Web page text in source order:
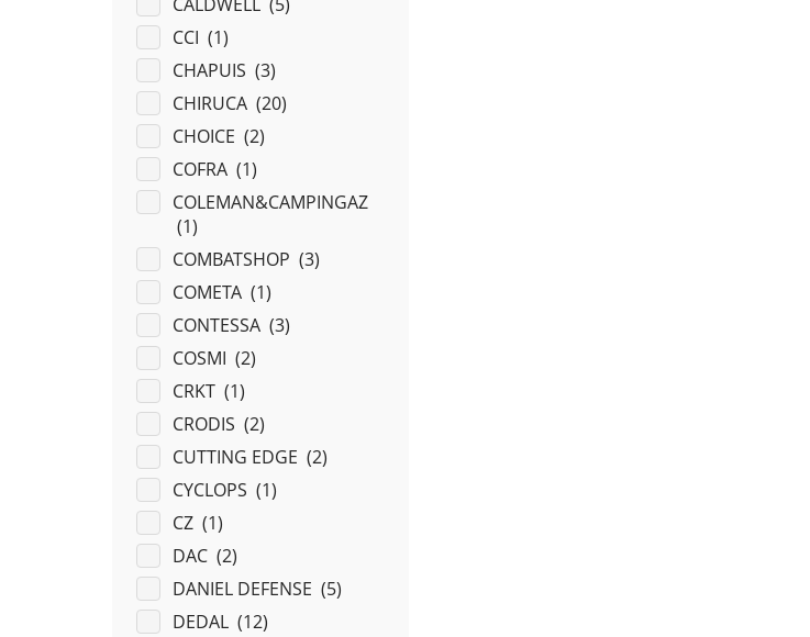
CCI (1)
CHAPUIS (3)
CHIRUCA (20)
CHOICE (2)
COFRA (1)
COLEMAN&CAMPINGAZ
(1)
COMBATSHOP (3)
COMETA (1)
CONTESSA (3)
COSMI (2)
CRKT (1)
CRODIS (2)
CUTTING EDGE (2)
CYCLOPS (1)
CZ (1)
DAC (2)
DANIEL DEFENSE (5)
DEDAL (12)